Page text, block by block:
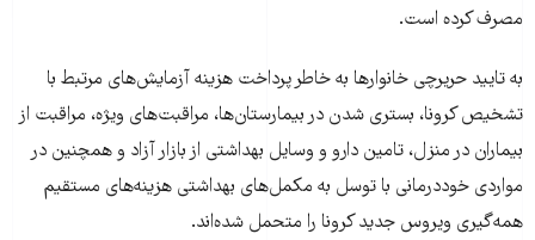
مصرف کرده است.
به تایید حریرچی خانوارها به خاطر پرداخت هزینه‌ آزمایش‌های مرتبط با
تشخیص کرونا، بستری شدن در بیمارستان‌ها، مراقبت‌های ویژه، مراقبت از
بیماران در منزل، تامین دارو و وسایل بهداشتی از بازار آزاد و همچنین در
مواردی خوددرمانی با توسل به مکمل‌های بهداشتی هزینه‌های مستقیم
همه‌گیری ویروس جدید کرونا را متحمل شده‌اند.